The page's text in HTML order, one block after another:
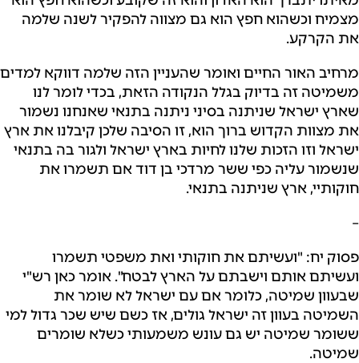
מצמיח וכשהוא חפץ הוא גם מצווה להפקיר לשנה שלמה
את הקרקע.
מרחיב האור החיים ואומר שהעניין הזה שלמה דווקא למדים
משמיטה זה בדיוק בגלל הנקודה הזאת, בכדי לומר לנו
שארץ ישראל שניתנה בסיני ניתנה בתנאי שאנחנו נשמור
את מצוות הקדוש ברוך הוא, זו הסיבה שלכן קיבלנו את ארץ
ישראל וזו הזכות שלנו לחיות בארץ ישראל ולגור בה בתנאי
שנשמור עליה כפי ששר מרדכי בן דוד אם תשמרו את
חוקותיי, ארץ שניתנה בתנאי.
–
פסוק יח: "ועשיתם את חוקותי ואת משפטי תשמרו
ועשיתם אותם וישבתם על הארץ לבטח". אומר כאן רש"י
שבעוון שמיטה, כלומר אם עם ישראל לא שומר את
השמיטה בעוון זה ישראל גולים, אז כשם שיש שכר גדול למי
ששומר שמיטה יש גם עונש משמעותי כשלא שומרים
שמיטה.